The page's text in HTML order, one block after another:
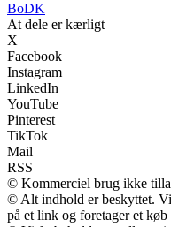
BoDK
At dele er kærligt
X
Facebook
Instagram
LinkedIn
YouTube
Pinterest
TikTok
Mail
RSS
© Kommerciel brug ikke
© Alt indhold er beskyttet.
på et link og foretager et køb